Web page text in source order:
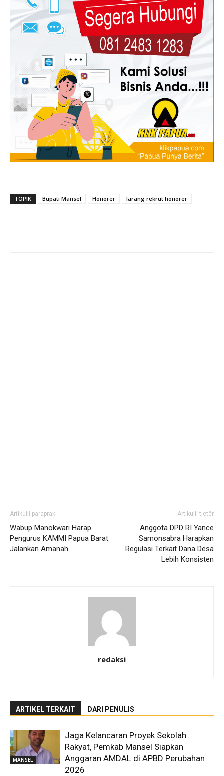
TOPIK Bupati Mansel Honorer larang rekrut honorer
Artikulli paraprak
Wabup Manokwari Harap
Pengurus KAMMI Papua Barat
Jalankan Amanah
Artikulli tjetër
Anggota DPD RI Yance
Samonsabra Harapkan
Regulasi Terkait Dana Desa
Lebih Konsisten
redaksi
ARTIKEL TERKAIT DARI PENULIS
MANSEL
Jaga Kelancaran Proyek Sekolah
Rakyat, Pemkab Mansel Siapkan
Anggaran AMDAL di APBD Perubahan
2026